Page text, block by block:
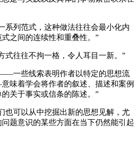
系列范式，这种做法往往会最小化内
之间的连续性和重叠性。”
式往往不拘一格，令人耳目一新。”
一些线索表明作者以特定的思想流
味着学会将作者的叙述、描述和案例
关于事实或信条的陈述。”
也可以从中挖掘出新的思想见解，尤
题意识的某些方面在当下仍然能引起